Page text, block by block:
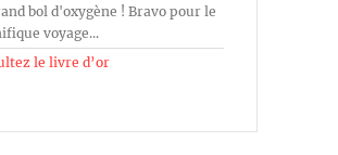
bol d'oxygène ! Bravo pour le
voyage...
le livre d’or